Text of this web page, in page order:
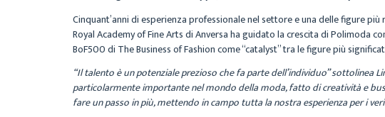
Cinquant’anni di esperienza professionale nel settore e una delle figure
Royal Academy of Fine Arts di Anversa ha guidato la crescita di Polimoda
BoF500 di The Business of Fashion come “catalyst” tra le figure più
“Il talento è un potenziale prezioso che fa parte dell’individuo” sottolinea
particolarmente importante nel mondo della moda, fatto di creatività e
fare un passo in più, mettendo in campo tutta la nostra esperienza per i